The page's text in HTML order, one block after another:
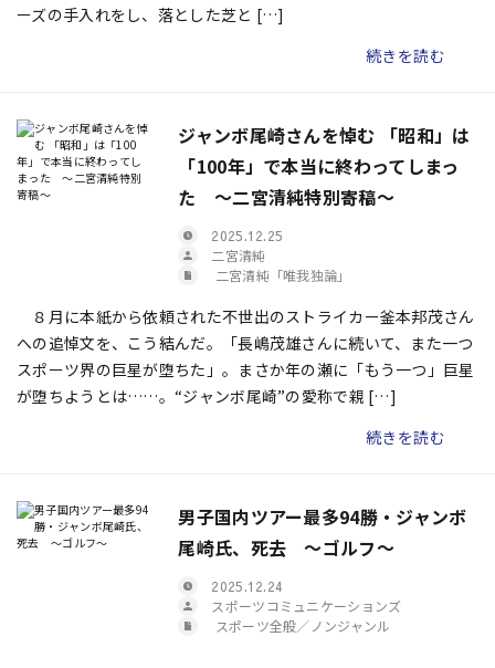
ーズの手入れをし、落とした芝と […]
続きを読む
ジャンボ尾崎さんを悼む 「昭和」は
「100年」で本当に終わってしまっ
た ～二宮清純特別寄稿～
2025.12.25
二宮清純
二宮清純「唯我独論」
８月に本紙から依頼された不世出のストライカー釜本邦茂さん
への追悼文を、こう結んだ。「長嶋茂雄さんに続いて、また一つ
スポーツ界の巨星が堕ちた」。まさか年の瀬に「もう一つ」巨星
が堕ちようとは……。“ジャンボ尾崎”の愛称で親 […]
続きを読む
男子国内ツアー最多94勝・ジャンボ
尾崎氏、死去 〜ゴルフ〜
2025.12.24
スポーツコミュニケーションズ
スポーツ全般／ノンジャンル